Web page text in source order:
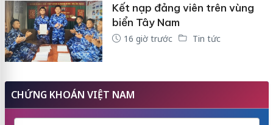
Kết nạp đảng viên trên vùng
biển Tây Nam
16 giờ trước Tin tức
CHỨNG KHOÁN VIỆT NAM